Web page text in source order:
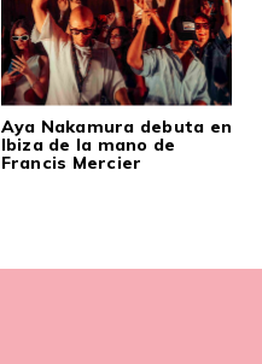
Aya Nakamura debuta en
Ibiza de la mano de
Francis Mercier